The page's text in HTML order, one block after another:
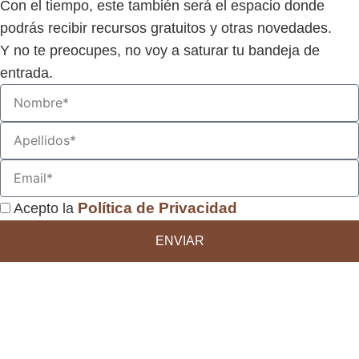
Con el tiempo, este también será el espacio donde
podrás recibir recursos gratuitos y otras novedades.
Y no te preocupes, no voy a saturar tu bandeja de
entrada.
o
b
e
p
l
l
d
m
a
l
P Acepto la Política de Privacidad
ENVIAR